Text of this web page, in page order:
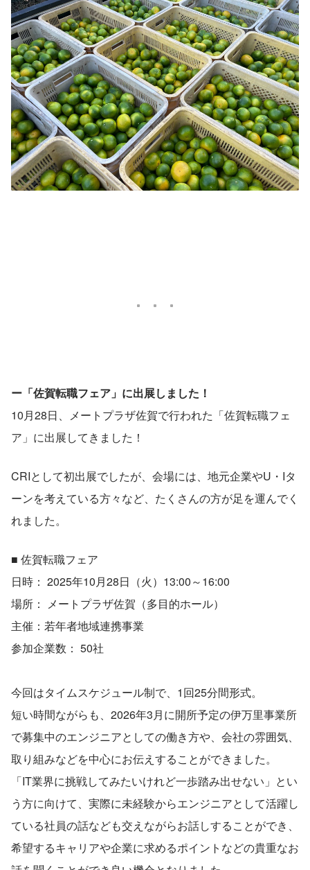
ー「佐賀転職フェア」に出展しました！
10月28日、メートプラザ佐賀で行われた「佐賀転職フェ
ア」に出展してきました！
CRIとして初出展でしたが、会場には、地元企業やU・Iタ
ーンを考えている方々など、たくさんの方が足を運んでく
れました。
■ 佐賀転職フェア
日時： 2025年10月28日（火）13:00～16:00
場所： メートプラザ佐賀（多目的ホール）
主催：若年者地域連携事業
参加企業数： 50社
今回はタイムスケジュール制で、1回25分間形式。
短い時間ながらも、2026年3月に開所予定の伊万里事業所
で募集中のエンジニアとしての働き方や、会社の雰囲気、
取り組みなどを中心にお伝えすることができました。
「IT業界に挑戦してみたいけれど一歩踏み出せない」とい
う方に向けて、実際に未経験からエンジニアとして活躍し
ている社員の話なども交えながらお話しすることができ、
希望するキャリアや企業に求めるポイントなどの貴重なお